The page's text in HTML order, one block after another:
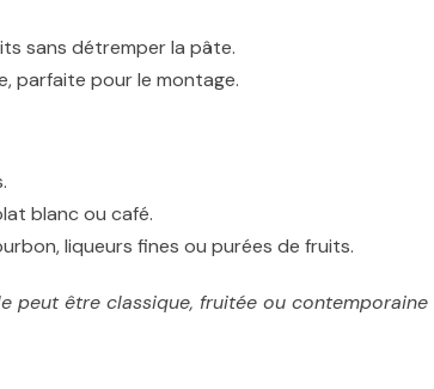
sans détremper la pâte.
parfaite pour le montage.
blanc ou café.
liqueurs fines ou purées de fruits.
peut être classique, fruitée ou contemporaine